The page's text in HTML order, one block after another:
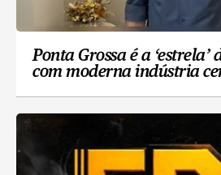
Ponta Grossa é a ‘estrela’
com moderna indústria